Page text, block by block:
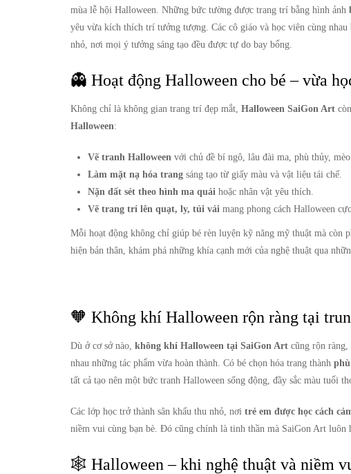
mùa lễ hội Halloween. Những bức tường được trang trí bằng hình ảnh
yêu vừa kích thích trí tưởng tượng. Các cô giáo và học viên cùng
nhỏ, nơi mọi ý tưởng sáng tạo đều được tự do bay bổng.
👻 Hoạt động Halloween cho bé – vừa
Không chỉ là không gian trang trí đẹp mắt, Halloween SaiGon Art
Halloween:
Vẽ tranh Halloween với chủ đề bí ngô, lâu đài ma, phù thủy,
Làm mặt nạ hóa trang sáng tạo từ giấy màu và vật liệu tái chế.
Nặn đất sét theo hình ma quái hoặc nhân vật yêu thích.
Vẽ trang trí lên quạt, ly, túi vải mang phong cách Halloween
Mỗi hoạt động không chỉ giúp bé rèn luyện kỹ năng mỹ thuật mà còn
hiện bản thân, khám phá những khía cạnh mới của nghệ thuật qua
🧡 Không khí Halloween rộn ràng tại
Dù ở cơ sở nào, không khí Halloween tại SaiGon Art cũng rộn
nhau những tác phẩm vừa hoàn thành. Có bé chọn hóa trang thành
tất cả tạo nên một bức tranh Halloween sống động, đầy sắc màu tuổi
Các lớp học trở thành sân khấu thu nhỏ, nơi trẻ em được học cách
niềm vui cùng bạn bè. Đó cũng chính là tinh thần mà SaiGon Art
🕸️ Halloween – khi nghệ thuật và niềm